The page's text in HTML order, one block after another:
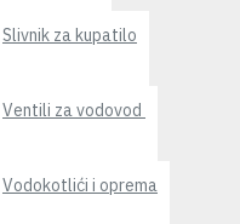
Slivnik za kupatilo
Ventili za vodovod
Vodokotlići i oprema